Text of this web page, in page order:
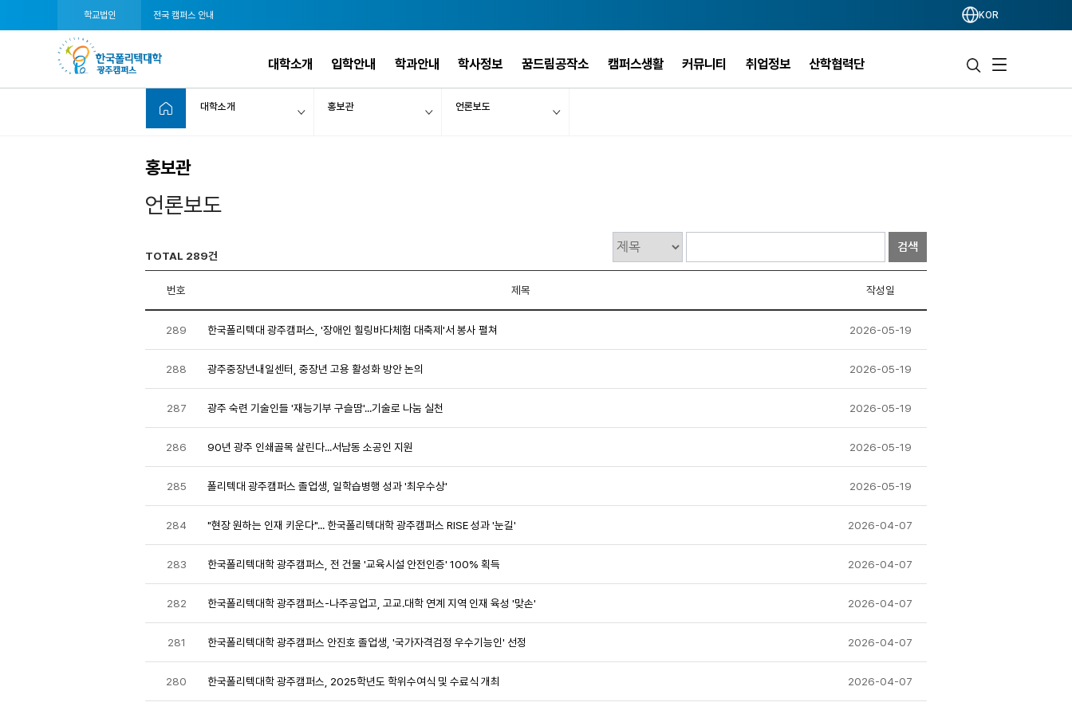
학교법인 전국 캠퍼스 안내 KOR
대학소개 입학안내 학과안내 학사정보 꿈드림공작소 캠퍼스생활 커뮤니티 취업정보 산학협력단
대학소개 홍보관 언론보도
홍보관
언론보도
TOTAL 289건
검색
번호 제목 작성일
289 한국폴리텍대 광주캠퍼스, '장애인 힐링바다체험 대축제'서 봉사 펼쳐 2026-05-19
288 광주중장년내일센터, 중장년 고용 활성화 방안 논의 2026-05-19
287 광주 숙련 기술인들 '재능기부 구슬땀'...기술로 나눔 실천 2026-05-19
286 90년 광주 인쇄골목 살린다...서남동 소공인 지원 2026-05-19
285 폴리텍대 광주캠퍼스 졸업생, 일학습병행 성과 '최우수상' 2026-05-19
284 "현장 원하는 인재 키운다"... 한국폴리텍대학 광주캠퍼스 RISE 성과 '눈길' 2026-04-07
283 한국폴리텍대학 광주캠퍼스, 전 건물 '교육시설 안전인증' 100% 획득 2026-04-07
282 한국폴리텍대학 광주캠퍼스-나주공업고, 고교.대학 연계 지역 인재 육성 '맞손' 2026-04-07
281 한국폴리텍대학 광주캠퍼스 안진호 졸업생, '국가자격검정 우수기능인' 선정 2026-04-07
280 한국폴리텍대학 광주캠퍼스, 2025학년도 학위수여식 및 수료식 개최 2026-04-07